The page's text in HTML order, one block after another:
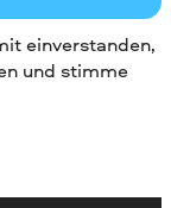
einverstanden,
und stimme